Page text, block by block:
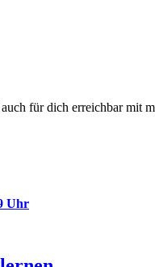
für dich erreichbar mit
Uhr